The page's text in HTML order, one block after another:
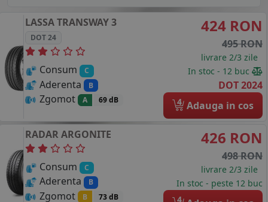
LASSA TRANSWAY 3
DOT 24
Consum C
Aderenta B
Zgomot A 69 dB
424 RON
495 RON
livrare 2/3 zile
In stoc - 12 buc
DOT 2024
4 Adauga in cos
RADAR ARGONITE
Consum C
Aderenta B
Zgomot B 73 dB
426 RON
498 RON
livrare 2/3 zile
In stoc - peste 12 buc
4